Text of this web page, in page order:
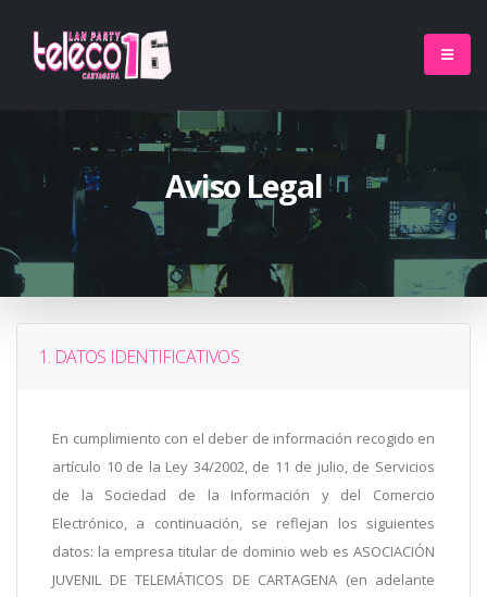
Aviso Legal
1. DATOS IDENTIFICATIVOS
En cumplimiento con el deber de información recogido en
artículo 10 de la Ley 34/2002, de 11 de julio, de Servicios
de la Sociedad de la Información y del Comercio
Electrónico, a continuación, se reflejan los siguientes
datos: la empresa titular de dominio web es ASOCIACIÓN
JUVENIL DE TELEMÁTICOS DE CARTAGENA (en adelante